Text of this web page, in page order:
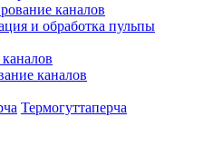
каналов
и обработка пульпы
каналов
Термогуттаперча